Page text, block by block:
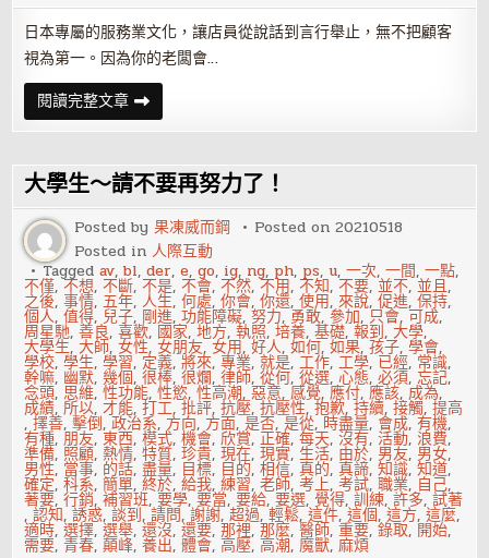
日本專屬的服務業文化，讓店員從說話到言行舉止，無不把顧客
視為第一。因為你的老闆會…
閱讀完整文章服
務
業
酸：
面
對
刁
鑽
無
理
的
客
人，
我
只
能
卑
躬
屈
膝
大學生～請不要再努力了！
Posted by果凍威而鋼 Posted on20210518
Posted in人際互動
Taggedav,bl,der,e,go, ig, ng, ph, ps,u,一次,一間,一點,
不僅,不想,不斷,不是,不會,不然,不用,不知,不要,並不,並且,
之後,事情,五年,人生,何處,你會,你還,使用,來說,促進,保持,
個人,值得, 兒子, 剛進,功能障礙,努力, 勇敢,參加, 只會,可成,
周星馳,善良,喜歡, 國家,地方,執照,培養,基礎,報到,大學,
大學生,大師,女性,女朋友,女用,好人,如何,如果,孩子,學會,
學校,學生,學習, 定義,將來,專業,就是,工作,工學, 已經, 常識,
幹嘛, 幽默,幾個,很棒,很爛,律師,從何,從選,心態,必須,忘記,
念頭, 思維,性功能,性慾,性高潮,惡意,感覺,應付,應該, 成為,
成績,所以,才能,打工,批評,抗壓,抗壓性,抱歉,持續,接觸,提高
,擇善,擊倒,政治系, 方向, 方面,是否,是從, 時盡量, 會成,有機,
有種,朋友,東西,模式,機會,欣賞,正確,每天,沒有,活動,浪費,
準備, 照顧,熱情,特質,珍貴,現在,現實,生活, 由於, 男友, 男女,
男性, 當事, 的話,盡量, 目標, 目的,相信,真的,真諦,知識,知道,
確定,科系,簡單,終於,給我,練習,老師,考上,考試,職業, 自己,
著要,行銷,補習班,要學,要當,要給,要選, 覺得,訓練,許多,試著
,認知,誘惑,談到,請問,謝謝,超過,輕鬆,這件,這個,這方,這麼,
適時,選擇,選舉,還沒,還要,那裡,那麼,醫師,重要,錄取, 開始,
需要,青春,顛峰,養出,體會,高壓,高潮,魔獸,麻煩